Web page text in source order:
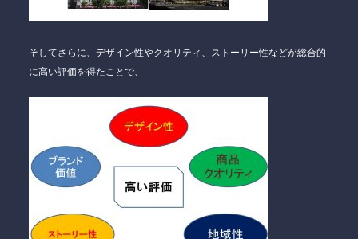
そしてさらに、デザイン性やクオリティ、ストーリー性などが総合的
に高い評価を得たことで、